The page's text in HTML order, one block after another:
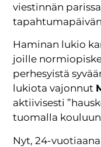
viestinnän
Haminan lukio
joille
perhesyistä
lukiota vajonnut
aktiivisesti
tuomalla
Nyt, 24-